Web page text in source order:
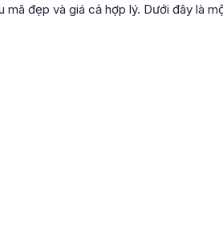
mã đẹp và giá cả hợp lý. Dưới đây là